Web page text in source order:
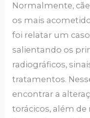
Normalmente,
os mais
foi relatar um
salientando os
radiográficos,
tratamentos.
encontrar a
torácicos, além